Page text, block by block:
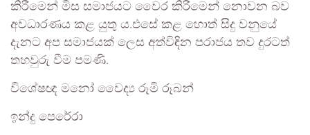
කිරීමෙන් මිස සමාජයට වෛර කිරීමෙන් නොවන බව
අවධාරණය කළ යුතු ය.එසේ කළ හොත් සිදු වනුයේ
දැනට අප සමාජයක් ලෙස අත්විඳින පරාජය තව දුරටත්
තහවුරු වීම පමණි.
විශේෂඥ මනෝ වෛද්‍ය රූමි රූබන්
ඉන්දු පෙරේරා